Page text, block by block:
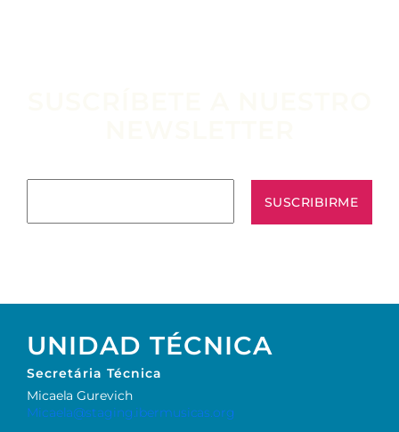
UNIDAD TÉCNICA
Secretária Técnica
Micaela Gurevich
Micaela@staging.ibermusicas.org